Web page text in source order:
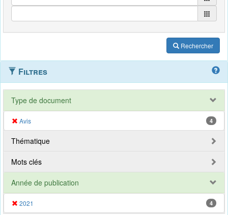
Rechercher
Filtres
Type de document
Avis 4
Thématique
Mots clés
Année de publication
2021 4